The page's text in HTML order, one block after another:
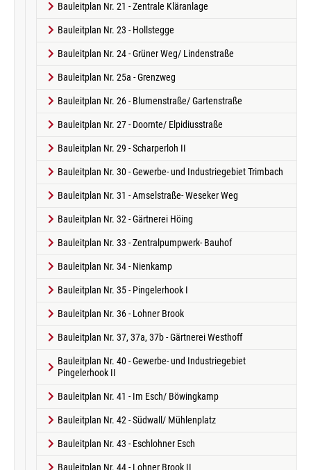
Bauleitplan Nr. 21 - Zentrale Kläranlage
Bauleitplan Nr. 23 - Hollstegge
Bauleitplan Nr. 24 - Grüner Weg/ Lindenstraße
Bauleitplan Nr. 25a - Grenzweg
Bauleitplan Nr. 26 - Blumenstraße/ Gartenstraße
Bauleitplan Nr. 27 - Doornte/ Elpidiusstraße
Bauleitplan Nr. 29 - Scharperloh II
Bauleitplan Nr. 30 - Gewerbe- und Industriegebiet Trimbach
Bauleitplan Nr. 31 - Amselstraße- Weseker Weg
Bauleitplan Nr. 32 - Gärtnerei Höing
Bauleitplan Nr. 33 - Zentralpumpwerk- Bauhof
Bauleitplan Nr. 34 - Nienkamp
Bauleitplan Nr. 35 - Pingelerhook I
Bauleitplan Nr. 36 - Lohner Brook
Bauleitplan Nr. 37, 37a, 37b - Gärtnerei Westhoff
Bauleitplan Nr. 40 - Gewerbe- und Industriegebiet
Pingelerhook II
Bauleitplan Nr. 41 - Im Esch/ Böwingkamp
Bauleitplan Nr. 42 - Südwall/ Mühlenplatz
Bauleitplan Nr. 43 - Eschlohner Esch
Bauleitplan Nr. 44 - Lohner Brook II